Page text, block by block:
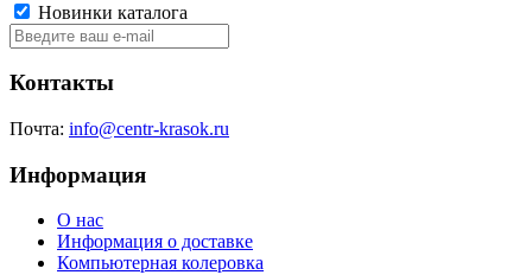
Новинки каталога
Контакты
Почта: info@centr-krasok.ru
Информация
О нас
Информация о доставке
Компьютерная колеровка